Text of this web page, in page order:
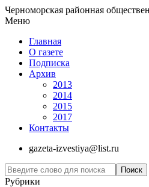
Черноморская районная
Меню
Главная
О газете
Подписка
Архив
2013
2014
2015
2017
Контакты
gazeta-izvestiya@list.ru
Рубрики